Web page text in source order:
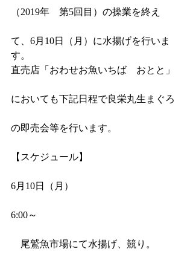
（2019年　第5回目）の操業を終え
て、6月10日（月）に水揚げを行いま
す。
直売店「おわせお魚いちば　おとと」
においても下記日程で良栄丸生まぐろ
の即売会等を行います。
【スケジュール】
6月10日（月）
6:00～
尾鷲魚市場にて水揚げ、競り。